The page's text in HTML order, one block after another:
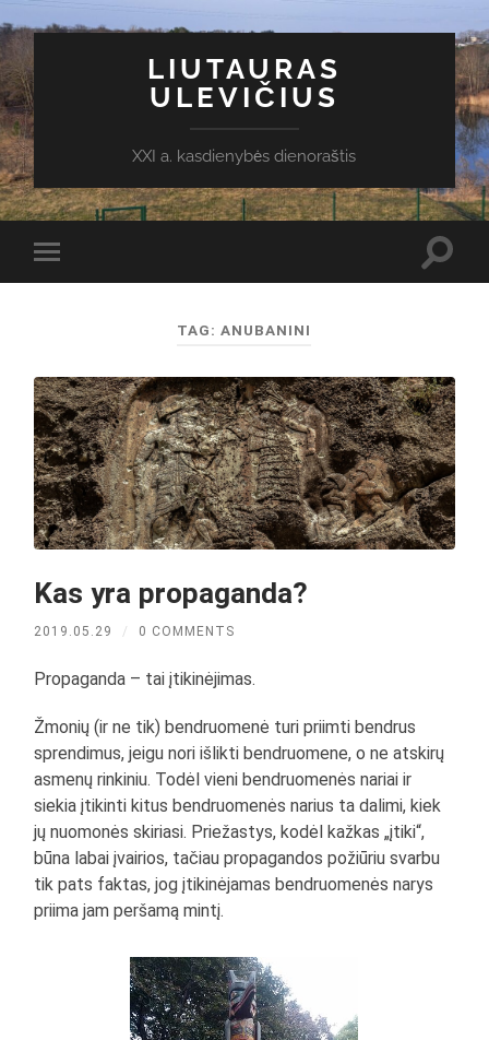
LIUTAURAS
ULEVIČIUS
XXI a. kasdienybės dienoraštis
Toggle
mobile
TAG:ANUBANINI
Kas yra propaganda?
2019.05.29 / 0 COMMENTS
Propaganda – tai įtikinėjimas.
Žmonių (ir ne tik) bendruomenė turi priimti bendrus
sprendimus, jeigu nori išlikti bendruomene, o ne atskirų
asmenų rinkiniu. Todėl vieni bendruomenės nariai ir
siekia įtikinti kitus bendruomenės narius ta dalimi, kiek
jų nuomonės skiriasi. Priežastys, kodėl kažkas „įtiki“,
būna labai įvairios, tačiau propagandos požiūriu svarbu
tik pats faktas, jog įtikinėjamas bendruomenės narys
priima jam peršamą mintį.